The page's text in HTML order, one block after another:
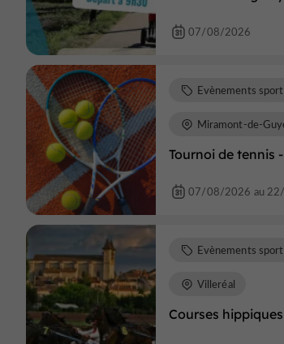
07/08/2026
Tournoi de tennis
Evènements
Miramont-de-
07/08/2026 au
Courses
Evènements
Villeréal